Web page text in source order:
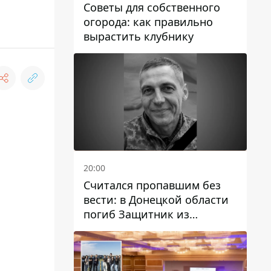
Советы для собственного
огорода: как правильно
вырастить клубнику
20:00
Считался пропавшим без
вести: в Донецкой области
погиб Защитник из
Каменского Антон
Красовский